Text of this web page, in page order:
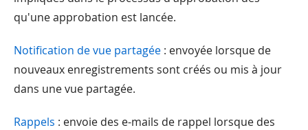
qu'une approbation est lancée.
Notification de vue partagée : envoyée lorsque de
nouveaux enregistrements sont créés ou mis à jour
dans une vue partagée.
Rappels : envoie des e-mails de rappel lorsque des